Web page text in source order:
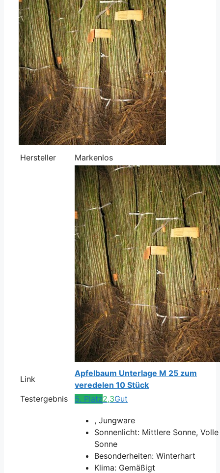
Hersteller Markenlos
Link
Apfelbaum Unterlage M 25 zum
veredelen 10 Stück
Testergebnis
5. Platz2,3Gut
, Jungware
Sonnenlicht: Mittlere Sonne, Volle
Sonne
Besonderheiten: Winterhart
Klima: Gemäßigt